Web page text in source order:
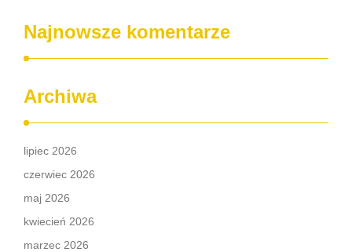
Najnowsze komentarze
Archiwa
lipiec 2026
czerwiec 2026
maj 2026
kwiecień 2026
marzec 2026